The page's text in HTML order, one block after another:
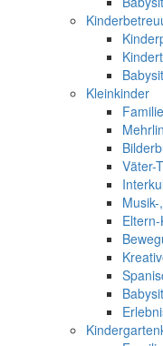
Kleinkinder
Väter-